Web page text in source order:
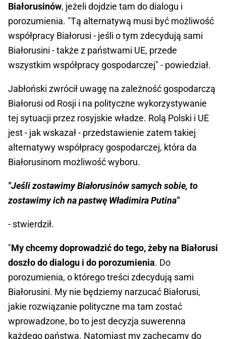
Białorusinów, jeżeli dojdzie tam do dialogu i
porozumienia. "Tą alternatywą musi być możliwość
współpracy Białorusi - jeśli o tym zdecydują sami
Białorusini - także z państwami UE, przede
wszystkim współpracy gospodarczej" - powiedział.
Jabłoński zwrócił uwagę na zależność gospodarczą
Białorusi od Rosji i na polityczne wykorzystywanie
tej sytuacji przez rosyjskie władze. Rolą Polski i UE
jest - jak wskazał - przedstawienie zatem takiej
alternatywy współpracy gospodarczej, która da
Białorusinom możliwość wyboru.
"Jeśli zostawimy Białorusinów samych sobie, to
zostawimy ich na pastwę Władimira Putina"
- stwierdził.
"My chcemy doprowadzić do tego, żeby na Białorusi
doszło do dialogu i do porozumienia. Do
porozumienia, o którego treści zdecydują sami
Białorusini. My nie będziemy narzucać Białorusi,
jakie rozwiązanie polityczne ma tam zostać
wprowadzone, bo to jest decyzja suwerenna
każdego państwa. Natomiast my zachęcamy do